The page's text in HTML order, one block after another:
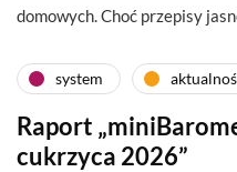
domowych. Choć przepisy
system
Raport
cukrzyca 2026”